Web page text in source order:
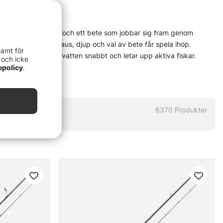
eller multirulle, och ett bete som jobbar sig fram genom
— när fart, paus, djup och val av bete får spela ihop.
att betet täcker vatten snabbt och letar upp aktiva fiskar.
vatten och hur fisken står. Rätt verktyg gör jobbet lättare,
igång utan krångel till välkända produkter och prylar för mer
för verkligt fiske — inte bara för fin hylla. Det här är en metod
6370 Produkter
för
icke
.